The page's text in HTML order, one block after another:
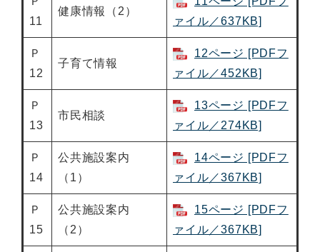
11
健康情報（2）
ァイル／637KB]
Ｐ
12
子育て情報
12ページ [PDFフ
ァイル／452KB]
Ｐ
13
市民相談
13ページ [PDFフ
ァイル／274KB]
Ｐ
14
公共施設案内
（1）
14ページ [PDFフ
ァイル／367KB]
Ｐ
15
公共施設案内
（2）
15ページ [PDFフ
ァイル／367KB]